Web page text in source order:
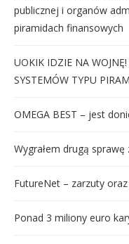
publicznej i organów
piramidach finansowych
UOKIK IDZIE NA
SYSTEMÓW TYPU
OMEGA BEST – jest
Wygrałem drugą
FutureNet – zarzuty
Ponad 3 miliony euro